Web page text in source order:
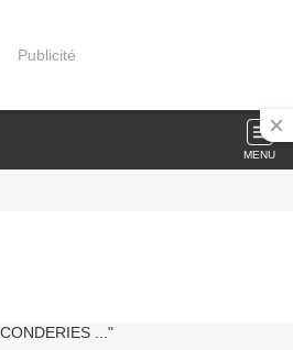
Publicité
MENU